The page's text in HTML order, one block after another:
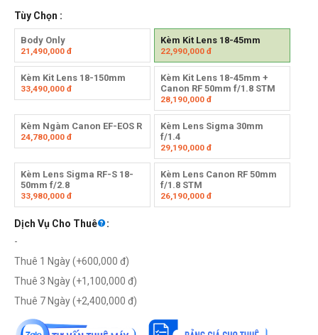
Tùy Chọn :
Body Only
21,490,000 đ
Kèm Kit Lens 18-45mm
22,990,000đ
Kèm Kit Lens 18-150mm
33,490,000 đ
Kèm Kit Lens 18-45mm +
Canon RF 50mm f/1.8 STM
28,190,000đ
Kèm Ngàm Canon EF-EOS R
24,780,000 đ
Kèm Lens Sigma 30mm
f/1.4
29,190,000đ
Kèm Lens Sigma RF-S 18-
50mm f/2.8
33,980,000 đ
Kèm Lens Canon RF 50mm
f/1.8 STM
26,190,000đ
Dịch Vụ Cho Thuê
:
-
Thuê 1 Ngày (+600,000 đ)
Thuê 3 Ngày (+1,100,000 đ)
Thuê 7 Ngày (+2,400,000 đ)